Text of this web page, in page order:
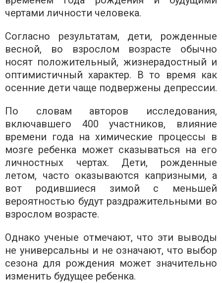
чертами личности человека.
Согласно результатам, дети, рожденные
весной, во взрослом возрасте обычно
носят положительный, жизнерадостный и
оптимистичный характер. В то время как
осенние дети чаще подвержены депрессии.
По словам авторов исследования,
включавшего 400 участников, влияние
времени года на химические процессы в
мозге ребенка может сказываться на его
личностных чертах. Дети, рожденные
летом, часто оказываются капризными, а
вот родившиеся зимой с меньшей
вероятностью будут раздражительными во
взрослом возрасте.
Однако ученые отмечают, что эти выводы
не универсальны и не означают, что выбор
сезона для рождения может значительно
изменить будущее ребенка.